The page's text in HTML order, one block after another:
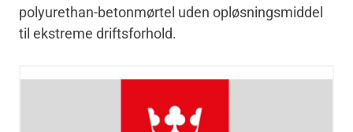
polyurethan-betonmørtel uden opløsningsmiddel
til ekstreme driftsforhold.